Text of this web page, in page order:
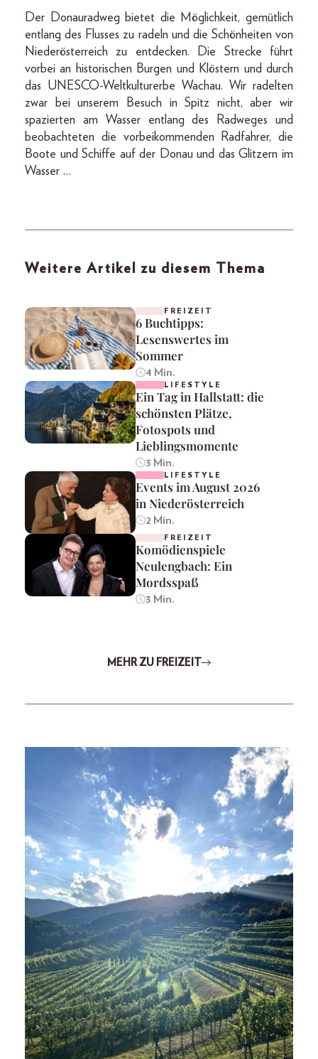
Der Donauradweg bietet die Möglichkeit, gemütlich
entlang des Flusses zu radeln und die Schönheiten von
Niederösterreich zu entdecken. Die Strecke führt
vorbei an historischen Burgen und Klöstern und durch
das UNESCO-Weltkulturerbe Wachau. Wir radelten
zwar bei unserem Besuch in Spitz nicht, aber wir
spazierten am Wasser entlang des Radweges und
beobachteten die vorbeikommenden Radfahrer, die
Boote und Schiffe auf der Donau und das Glitzern im
Wasser …
Weitere Artikel zu diesem Thema
FREIZEIT
6 Buchtipps:
Lesenswertes im
Sommer
4 Min.
LIFESTYLE
Ein Tag in Hallstatt: die
schönsten Plätze,
Fotospots und
Lieblingsmomente
3 Min.
LIFESTYLE
Events im August 2026
in Niederösterreich
2 Min.
FREIZEIT
Komödienspiele
Neulengbach: Ein
Mordsspaß
3 Min.
MEHR ZU FREIZEIT